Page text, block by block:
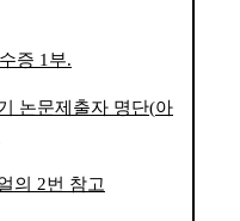
증 1 부.
논문제출자 명단(아
의 2번 참고